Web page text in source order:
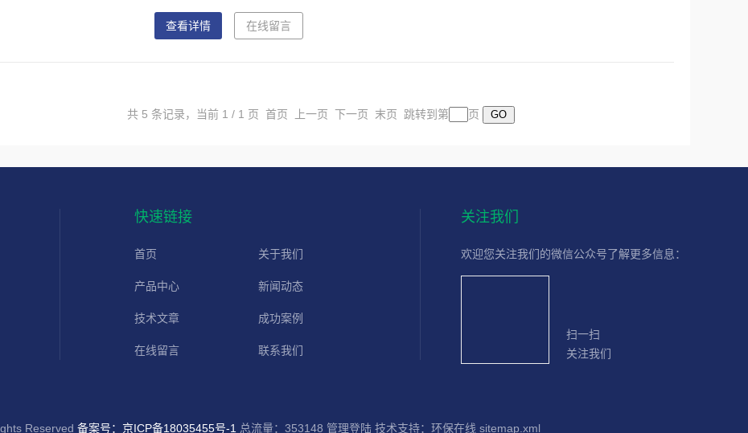
查看详情 在线留言
共 5 条记录，当前 1 / 1 页 首页 上一页 下一页 末页 跳转到第 页
快速链接
首页 关于我们
产品中心 新闻动态
技术文章 成功案例
在线留言 联系我们
关注我们
欢迎您关注我们的微信公众号了解更多信息：
扫一扫
关注我们
Reserved 备案号：京ICP备18035455号-1 总流量：353148 管理登陆 技术支持： 环保在线 sitemap.xml